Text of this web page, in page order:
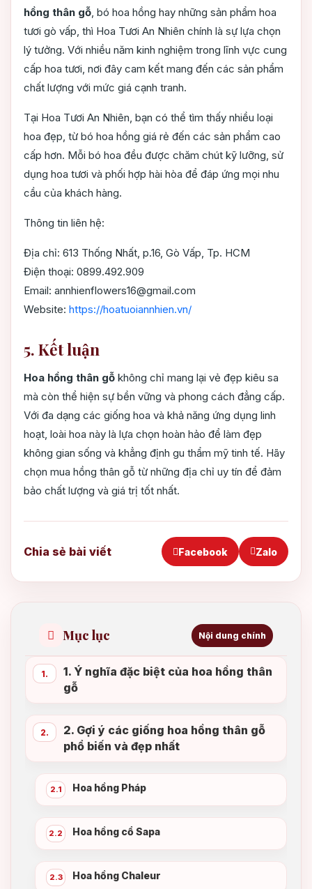
hồng thân gỗ, bó hoa hồng hay những sản phẩm hoa
tươi gò vấp, thì Hoa Tươi An Nhiên chính là sự lựa chọn
lý tưởng. Với nhiều năm kinh nghiệm trong lĩnh vực cung
cấp hoa tươi, nơi đây cam kết mang đến các sản phẩm
chất lượng với mức giá cạnh tranh.
Tại Hoa Tươi An Nhiên, bạn có thể tìm thấy nhiều loại
hoa đẹp, từ bó hoa hồng giá rẻ đến các sản phẩm cao
cấp hơn. Mỗi bó hoa đều được chăm chút kỹ lưỡng, sử
dụng hoa tươi và phối hợp hài hòa để đáp ứng mọi nhu
cầu của khách hàng.
Thông tin liên hệ:
Địa chỉ: 613 Thống Nhất, p.16, Gò Vấp, Tp. HCM
Điện thoại: 0899.492.909
Email: annhienflowers16@gmail.com
Website: https://hoatuoiannhien.vn/
5. Kết luận
Hoa hồng thân gỗ không chỉ mang lại vẻ đẹp kiêu sa
mà còn thể hiện sự bền vững và phong cách đẳng cấp.
Với đa dạng các giống hoa và khả năng ứng dụng linh
hoạt, loài hoa này là lựa chọn hoàn hảo để làm đẹp
không gian sống và khẳng định gu thẩm mỹ tinh tế. Hãy
chọn mua hồng thân gỗ từ những địa chỉ uy tín để đảm
bảo chất lượng và giá trị tốt nhất.
Chia sẻ bài viết Facebook Zalo
Mục lục Nội dung chính
1.
1. Ý nghĩa đặc biệt của hoa hồng thân
gỗ
2.
2. Gợi ý các giống hoa hồng thân gỗ
phổ biến và đẹp nhất
2.1 Hoa hồng Pháp
2.2 Hoa hồng cổ Sapa
2.3 Hoa hồng Chaleur